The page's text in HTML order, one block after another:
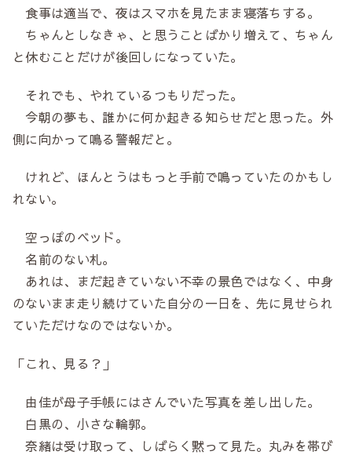
食事は適当で、夜はスマホを見たまま寝落ちする。
ちゃんとしなきゃ、と思うことばかり増えて、ちゃん
と休むことだけが後回しになっていた。
それでも、やれているつもりだった。
今朝の夢も、誰かに何か起きる知らせだと思った。外
側に向かって鳴る警報だと。
けれど、ほんとうはもっと手前で鳴っていたのかもし
れない。
空っぽのベッド。
名前のない札。
あれは、まだ起きていない不幸の景色ではなく、中身
のないまま走り続けていた自分の一日を、先に見せられ
ていただけなのではないか。
「これ、見る？」
由佳が母子手帳にはさんでいた写真を差し出した。
白黒の、小さな輪郭。
奈緒は受け取って、しばらく黙って見た。丸みを帯び